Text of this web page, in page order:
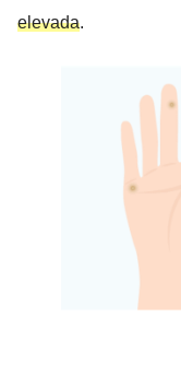
elevada.